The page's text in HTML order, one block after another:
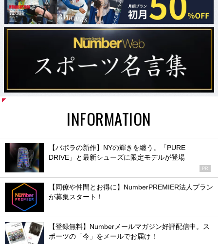
INFORMATION
【バボラの新作】NYの輝きを纏う。「PURE
DRIVE」と最新シューズに限定モデルが登場
PR
【同僚や仲間とお得に】NumberPREMIER法人プラン
が募集スタート！
【登録無料】Numberメールマガジン好評配信中。ス
ポーツの「今」をメールでお届け！